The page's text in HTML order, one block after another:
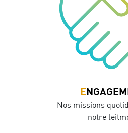
Nos missions
notre